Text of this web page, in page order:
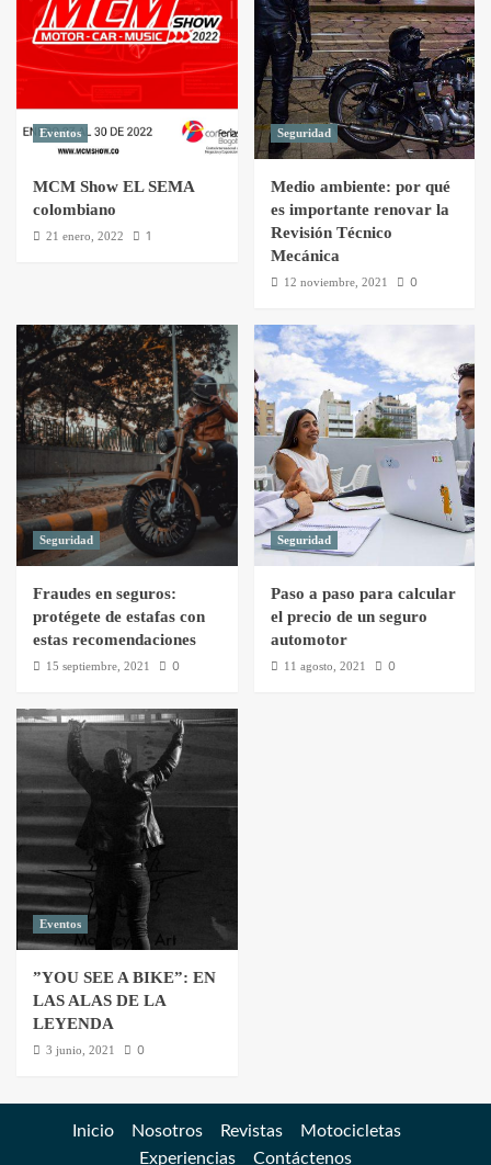
Eventos
MCM Show EL SEMA
colombiano
21 enero, 2022 1
Seguridad
Medio ambiente: por qué
es importante renovar la
Revisión Técnico
Mecánica
12 noviembre, 2021 0
Seguridad
Fraudes en seguros:
protégete de estafas con
estas recomendaciones
15 septiembre, 2021 0
Seguridad
Paso a paso para calcular
el precio de un seguro
automotor
11 agosto, 2021 0
Eventos
”YOU SEE A BIKE”: EN
LAS ALAS DE LA
LEYENDA
3 junio, 2021 0
Inicio Nosotros Revistas
Motocicletas
Experiencias
Contáctenos